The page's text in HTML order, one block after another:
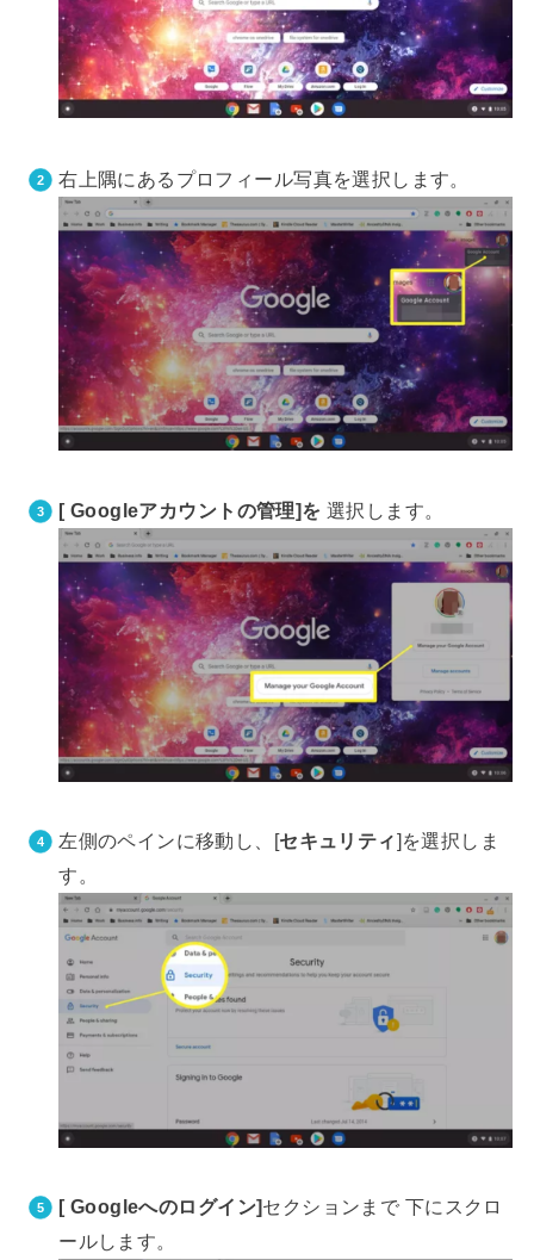
右上隅にあるプロフィール写真を選択します。
[ Googleアカウントの管理]を 選択します。
左側のペインに移動し、[セキュリティ]を選択しま
す。
[ Googleへのログイン]セクションまで 下にスクロ
ールします。